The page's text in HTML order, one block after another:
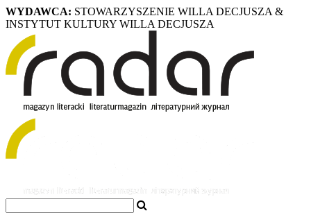
WYDAWCA: STOWARZYSZENIE WILLA DECJUSZA &
INSTYTUT KULTURY WILLA DECJUSZA